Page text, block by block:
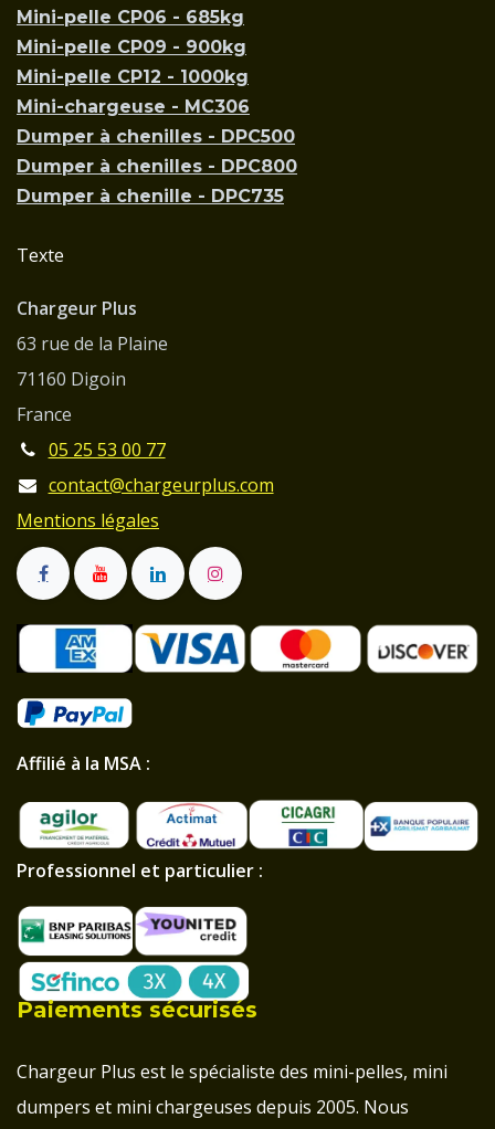
Mini-pelle CP06 - 685kg
Mini-pelle CP09 - 900kg
Mini-pelle CP12 - 1000kg
Mini-chargeuse - MC306
Dumper à chenilles - DPC500
Dumper à chenilles - DPC800
Dumper à chenille - DPC735
Texte
Chargeur Plus
63 rue de la Plaine
71160 Digoin
France
05 25 53 00 77
contact@chargeurplus.com
Mentions légales
Affilié à la MSA :
Professionnel et particulier :
Paiements sécurisés
Chargeur Plus est le spécialiste des mini-pelles, mini
dumpers et mini chargeuses depuis 2005. Nous